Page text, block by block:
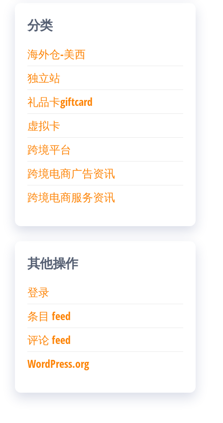
分类
海外仓-美西
独立站
礼品卡giftcard
虚拟卡
跨境平台
跨境电商广告资讯
跨境电商服务资讯
其他操作
登录
条目 feed
评论 feed
WordPress.org